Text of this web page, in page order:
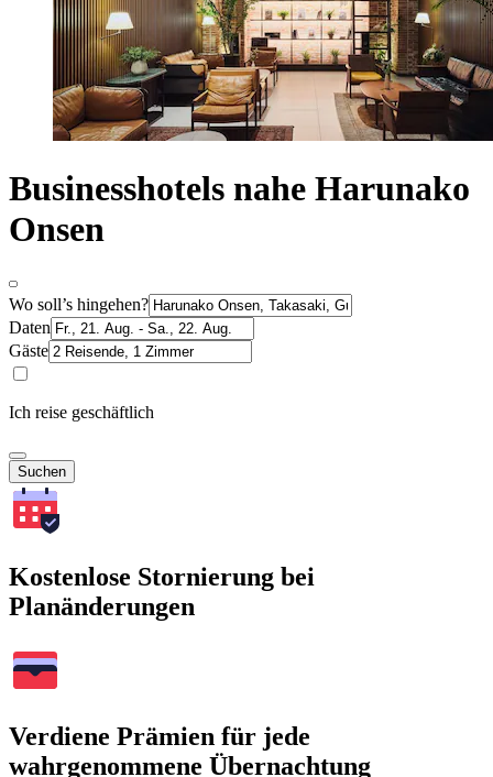
Businesshotels nahe Harunako
Onsen
Wo soll’s hingehen?
Daten
Gäste
Ich reise geschäftlich
Suchen
Kostenlose Stornierung bei
Planänderungen
Verdiene Prämien für jede
wahrgenommene Übernachtung